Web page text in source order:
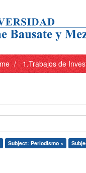
1.Trabajos de
Subject: Periodismo ×